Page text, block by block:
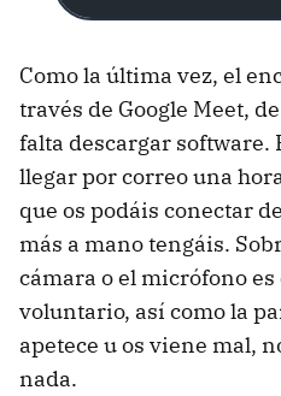
Como la última vez, el
través de Google Meet,
falta descargar software.
llegar por correo una
que os podáis conectar
más a mano tengáis.
cámara o el micrófono
voluntario, así como la
apetece u os viene mal,
nada.